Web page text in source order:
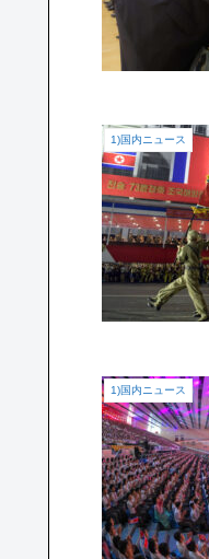
1)国内ニュース
1)国内ニュース